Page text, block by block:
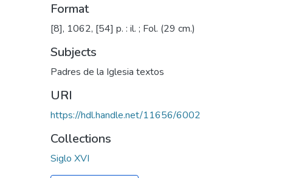
Format
[8], 1062, [54] p. : il. ; Fol. (29 cm.)
Subjects
Padres de la Iglesia textos
URI
https://hdl.handle.net/11656/6002
Collections
Siglo XVI